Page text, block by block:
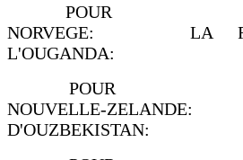
POUR
NORVEGE: LA
L'OUGANDA:
POUR
NOUVELLE-ZELANDE:
D'OUZBEKISTAN: